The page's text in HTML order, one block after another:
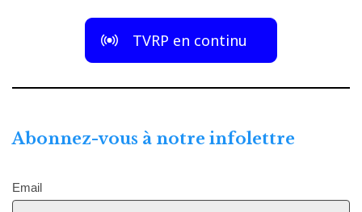
TVRP en continu
Abonnez-vous à notre infolettre
Email